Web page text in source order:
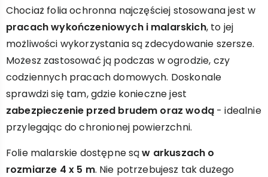
Chociaż folia ochronna najczęściej stosowana jest w
pracach wykończeniowych i malarskich, to jej
możliwości wykorzystania są zdecydowanie szersze.
Możesz zastosować ją podczas w ogrodzie, czy
codziennych pracach domowych. Doskonale
sprawdzi się tam, gdzie konieczne jest
zabezpieczenie przed brudem oraz wodą- idealnie
przylegając do chronionej powierzchni.
Folie malarskie dostępne sąw arkuszach o
rozmiarze 4 x 5 m. Nie potrzebujesz tak dużego